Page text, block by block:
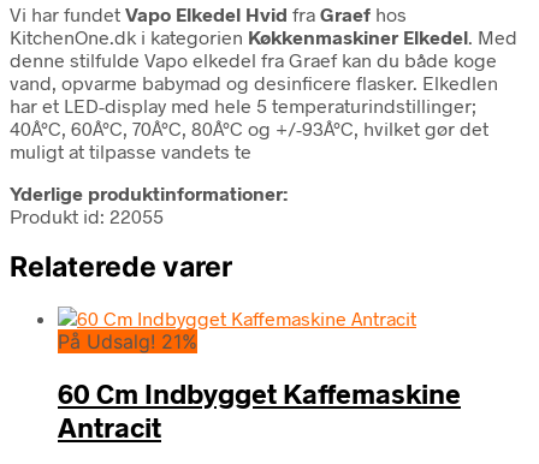
Vi har fundet Vapo Elkedel Hvid fra Graef hos
KitchenOne.dk i kategorien Køkkenmaskiner Elkedel. Med
denne stilfulde Vapo elkedel fra Graef kan du både koge
vand, opvarme babymad og desinficere flasker. Elkedlen
har et LED-display med hele 5 temperaturindstillinger;
40Â°C, 60Â°C, 70Â°C, 80Â°C og +/-93Â°C, hvilket gør det
muligt at tilpasse vandets te
Yderlige produktinformationer:
Produkt id: 22055
Relaterede varer
På Udsalg! 21%
60 Cm Indbygget Kaffemaskine
Antracit